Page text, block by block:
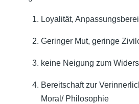
Loyalität,
Geringer Mut, geringe
keine Neigung zum
Bereitschaft zur
Moral/ Philosophie